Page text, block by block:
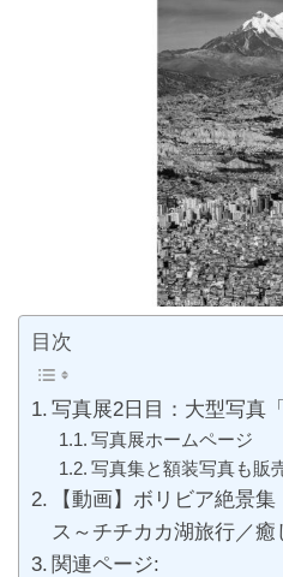
目次
写真展2日目：大型写真
写真展ホームページ
写真集と額装写真も販
【動画】ボリビア絶景
ス～チチカカ湖旅行／
関連ページ: